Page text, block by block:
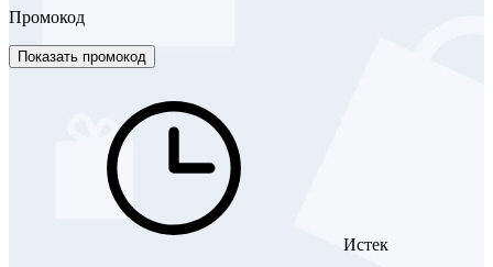
Промокод
Показать промокод
Истек